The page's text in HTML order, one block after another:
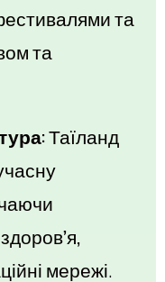
та
та
Таїланд
мережі.